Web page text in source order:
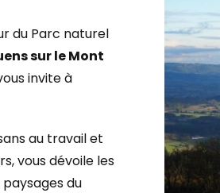
du Parc naturel
sur le Mont
invite à
au travail et
vous dévoile les
du